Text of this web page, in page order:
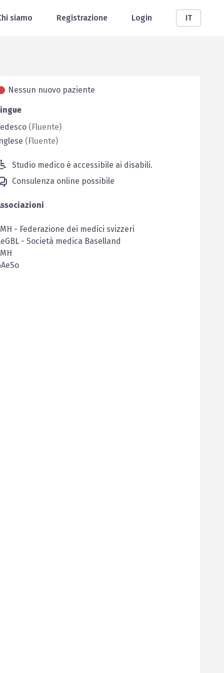
siamo Registrazione Login IT
Nessun nuovo paziente
(Fluente)
(Fluente)
Studio medico è accessibile ai disabili.
Consulenza online possibile
- Federazione dei medici svizzeri
- Società medica Baselland